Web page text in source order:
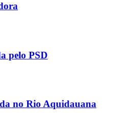
pelo PSD
no Rio Aquidauana